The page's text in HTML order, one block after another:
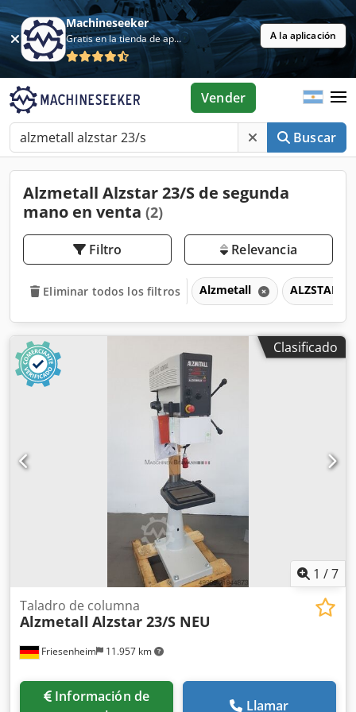
Machineseeker
Gratis en la tienda de aplicaciones A la aplicación
Buscar
Vender
Alzmetall Alzstar 23/S de segunda
mano en venta (2)
Filtro Relevancia
Eliminar todos los filtros Alzmetall ALZSTAR
Clasificado
1 /7
Friesenheim 11.957 km
Taladro de columna
Alzmetall Alzstar 23/S NEU
Información de
Llamar